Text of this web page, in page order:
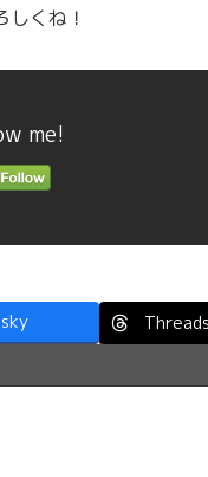
しくね！
me!
Threads